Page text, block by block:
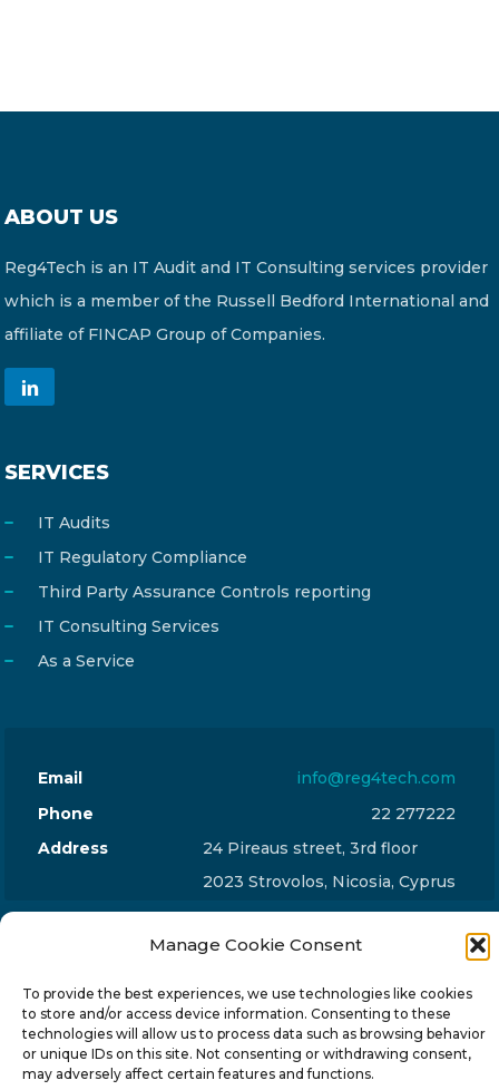
Manage Cookie Consent
To provide the best experiences, we use technologies like cookies
to store and/or access device information. Consenting to these
technologies will allow us to process data such as browsing behavior
or unique IDs on this site. Not consenting or withdrawing consent,
may adversely affect certain features and functions.
ABOUT US
Reg4Tech is an IT Audit and IT Consulting services provider
which is a member of the Russell Bedford International and
affiliate of FINCAP Group of Companies.
SERVICES
IT Audits
IT Regulatory Compliance
Third Party Assurance Controls reporting
IT Consulting Services
As a Service
Email
info@reg4tech.com
Phone
22 277222
Address
24 Pireaus street, 3rd floor
2023 Strovolos, Nicosia, Cyprus
© 2024-6 Reg4Tech Ltd - Designed & developed by
ISTOTOPOS.Privacy Policy